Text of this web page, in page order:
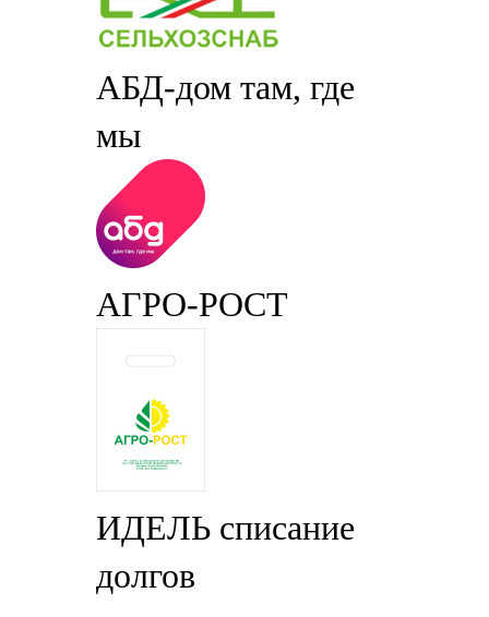
АБД-дом там, где
мы
АГРО-РОСТ
ИДЕЛЬ списание
долгов